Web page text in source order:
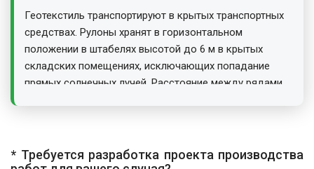
Геотекстиль транспортируют в крытых транспортных
средствах. Рулоны хранят в горизонтальном
положении в штабелях высотой до 6 м в крытых
складских помещениях, исключающих попадание
прямых солнечных лучей. Расстояние между рядами
ОСНОВНЫЕ РАБОТЫ
* Требуется разработка проекта производства